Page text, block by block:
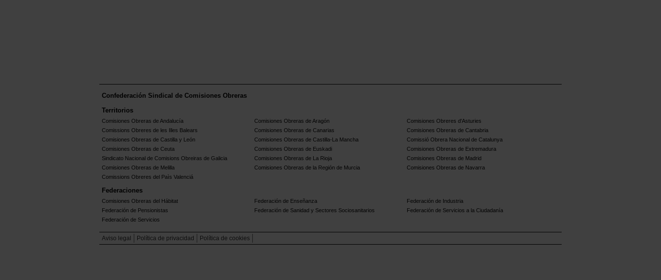
Confederación Sindical de Comisiones Obreras
Territorios
Comisiones Obreras de Andalucía Comisiones Obreras de Aragón
Comisiones Obreres d'Asturies
Comissions Obreres de les Illes Balears
Comisiones Obreras de Canarias
Comisiones Obreras de Cantabria
Comisiones Obreras de Castilla y León
Comisiones Obreras de Castilla-La Mancha
Comissió Obrera Nacional de Catalunya
Comisiones Obreras de Ceuta
Comisiones Obreras de Euskadi
Comisiones Obreras de Extremadura
Sindicato Nacional de Comisions Obreiras de Galicia
Comisiones Obreras de La Rioja
Comisiones Obreras de Madrid
Comisiones Obreras de Melilla
Comisiones Obreras de la Región de Murcia
Comisiones Obreras de Navarra
Comissions Obreres del Paìs Valenciá
Federaciones
Comisiones Obreras del Hábitat Federación de Enseñanza
Federación de Industria
Federación de Pensionistas
Federación de Sanidad y Sectores Sociosanitarios
Federación de Servicios a la Ciudadanía
Federación de Servicios
Aviso legal Política de privacidad Política de cookies